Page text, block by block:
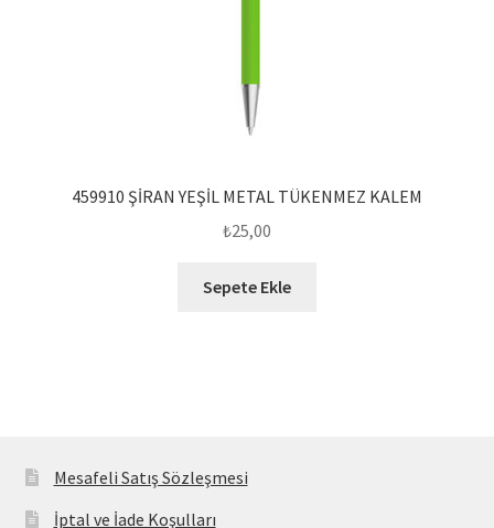
459910 ŞİRAN YEŞİL METAL TÜKENMEZ KALEM
₺25,00
Sepete Ekle
Mesafeli Satış Sözleşmesi
İptal ve İade Koşulları